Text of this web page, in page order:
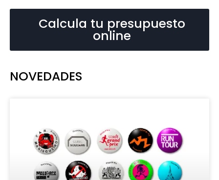
Calcula tu presupuesto
online
NOVEDADES